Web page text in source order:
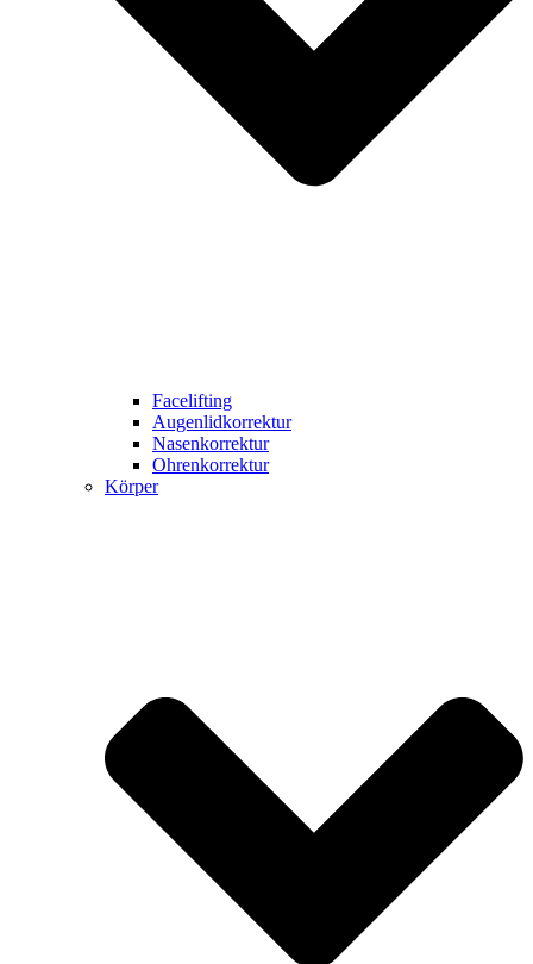
Facelifting
Augenlidkorrektur
Nasenkorrektur
Ohrenkorrektur
Körper